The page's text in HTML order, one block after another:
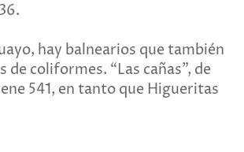
hay balnearios que también
de coliformes. “Las cañas”, de
541, en tanto que Higueritas